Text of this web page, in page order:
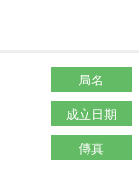
局名
成立日期
傳真